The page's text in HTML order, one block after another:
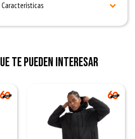
Características
te pueden interesar